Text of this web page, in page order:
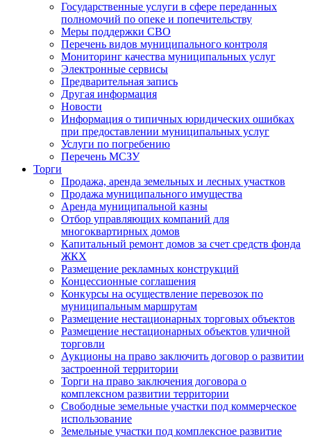
Государственные услуги в сфере переданных
полномочий по опеке и попечительству
Меры поддержки СВО
Перечень видов муниципального контроля
Мониторинг качества муниципальных услуг
Электронные сервисы
Предварительная запись
Другая информация
Новости
Информация о типичных юридических ошибках
при предоставлении муниципальных услуг
Услуги по погребению
Перечень МСЗУ
Торги
Продажа, аренда земельных и лесных участков
Продажа муниципального имущества
Аренда муниципальной казны
Отбор управляющих компаний для
многоквартирных домов
Капитальный ремонт домов за счет средств фонда
ЖКХ
Размещение рекламных конструкций
Концессионные соглашения
Конкурсы на осуществление перевозок по
муниципальным маршрутам
Размещение нестационарных торговых объектов
Размещение нестационарных объектов уличной
торговли
Аукционы на право заключить договор о развитии
застроенной территории
Торги на право заключения договора о
комплексном развитии территории
Свободные земельные участки под коммерческое
использование
Земельные участки под комплексное развитие